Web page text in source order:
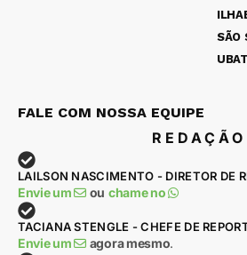
SÃO
FALE COM NOSSA EQUIPE
REDAÇÃO
LAILSON NASCIMENTO - DIRETOR DE
Envie um ou chame no
TACIANA STENGLE - CHEFE DE
Envie um agora mesmo.